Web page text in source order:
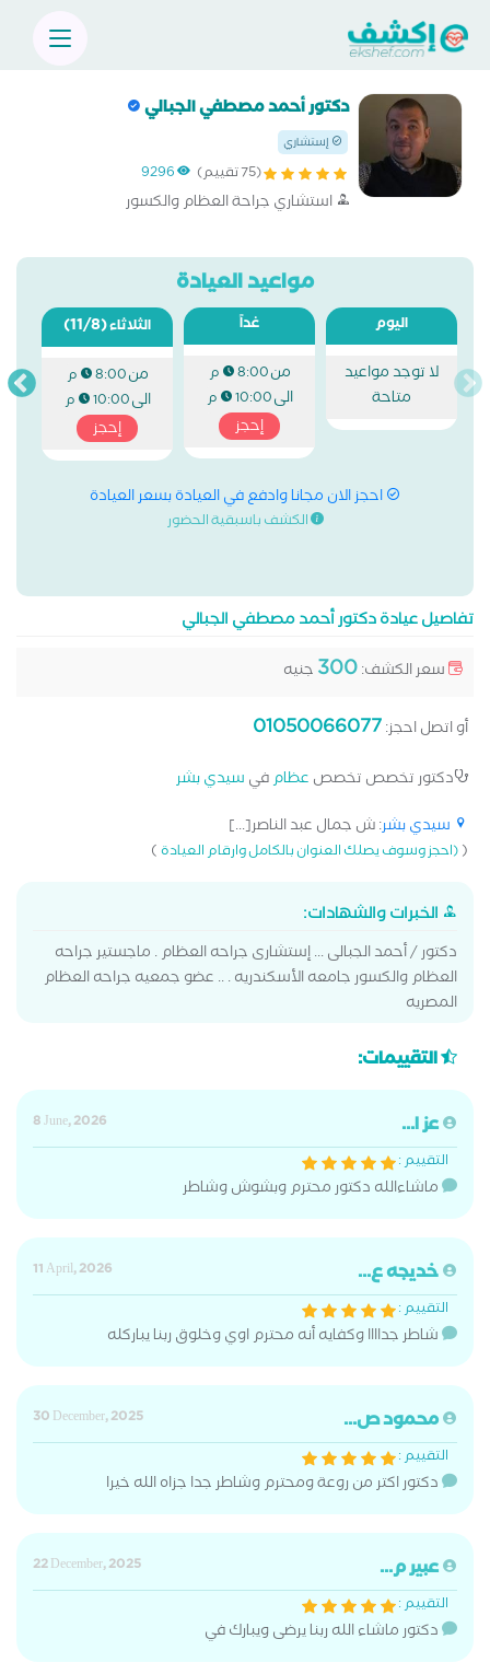
دكتور أحمد مصطفي الجبالي
إستشاري
(75 تقييم) 9296
استشاري جراحة العظام والكسور
مواعيد العيادة
اليوم
لا توجد مواعيد
متاحة
غداً
من8:00 م
الى10:00 م
إحجز
الثلاثاء(11/8)
من8:00 م
الى10:00 م
إحجز
احجز الان مجانا وادفع في العيادة بسعر العيادة
الكشف باسبقية الحضور
تفاصيل عيادة دكتور أحمد مصطفي الجبالي
سعر الكشف:300 جنيه
أو اتصل احجز:01050066077
دكتور تخصص تخصص عظامفي سيدي بشر
سيدي بشر: ش جمال عبد الناصر[...]
((احجز وسوف يصلك العنوان بالكامل وارقام العيادة)
الخبرات والشهادات:
دكتور / أحمد الجبالى ... إستشارى جراحه العظام . ماجستير جراحه
العظام والكسور جامعه الأسكندريه . .. عضو جمعيه جراحه العظام
المصريه
التقييمات:
عز ا...
8 June, 2026
التقييم :
ماشاءالله دكتور محترم وبشوش وشاطر
خديجه ع...
11 April, 2026
التقييم :
شاطر جداااا وكفايه أنه محترم اوي وخلوق ربنا يباركله
محمود ص...
30 December, 2025
التقييم :
دكتور اكتر من روعة ومحترم وشاطر جدا جزاه الله خيرا
عبير م...
22 December, 2025
التقييم :
دكتور ماشاء الله ربنا يرضى ويبارك في